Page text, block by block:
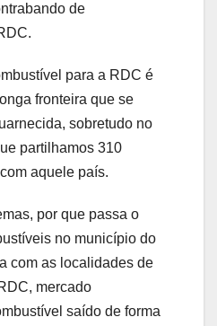
de
para a RDC é
fronteira que se
sobretudo no
partilhamos 310
aquele país.
por que passa o
no município do
com as localidades de
mercado
saído de forma